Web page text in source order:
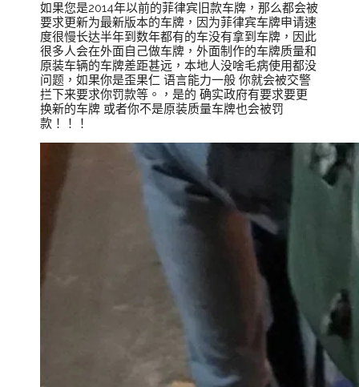
如果您是2014年以前的菲律宾旧款车牌，那么都会被
要求更新为最新版本的车牌，因为菲律宾车牌申请速
度很慢长达半年到数年都有的车没有拿到车牌，因此
很多人会在外面自己做车牌，外面制作的车牌质量和
原装车辆的车牌差距甚远，本地人没啥毛病使用都没
问题，如果你是歪果仁 语言能力一般 你就会被交警
拦下来要求你罚款等。，是的 确实政府有要求要更
换新的车牌 或者你不是原装质量车牌也会被罚
款！！！